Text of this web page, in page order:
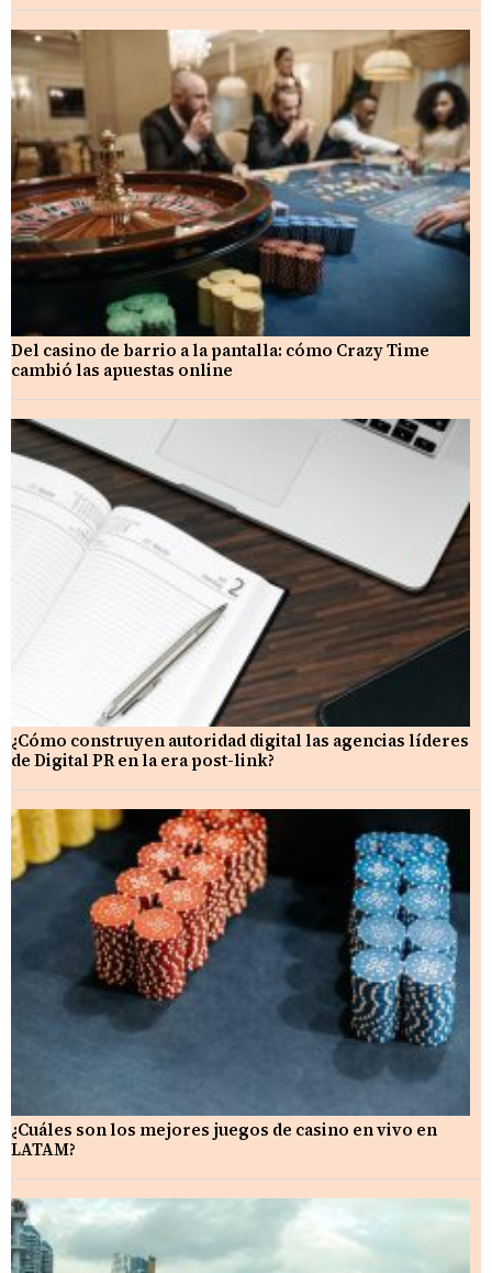
Del casino de barrio a la pantalla: cómo Crazy Time
cambió las apuestas online
¿Cómo construyen autoridad digital las agencias líderes
de Digital PR en la era post-link?
¿Cuáles son los mejores juegos de casino en vivo en
LATAM?